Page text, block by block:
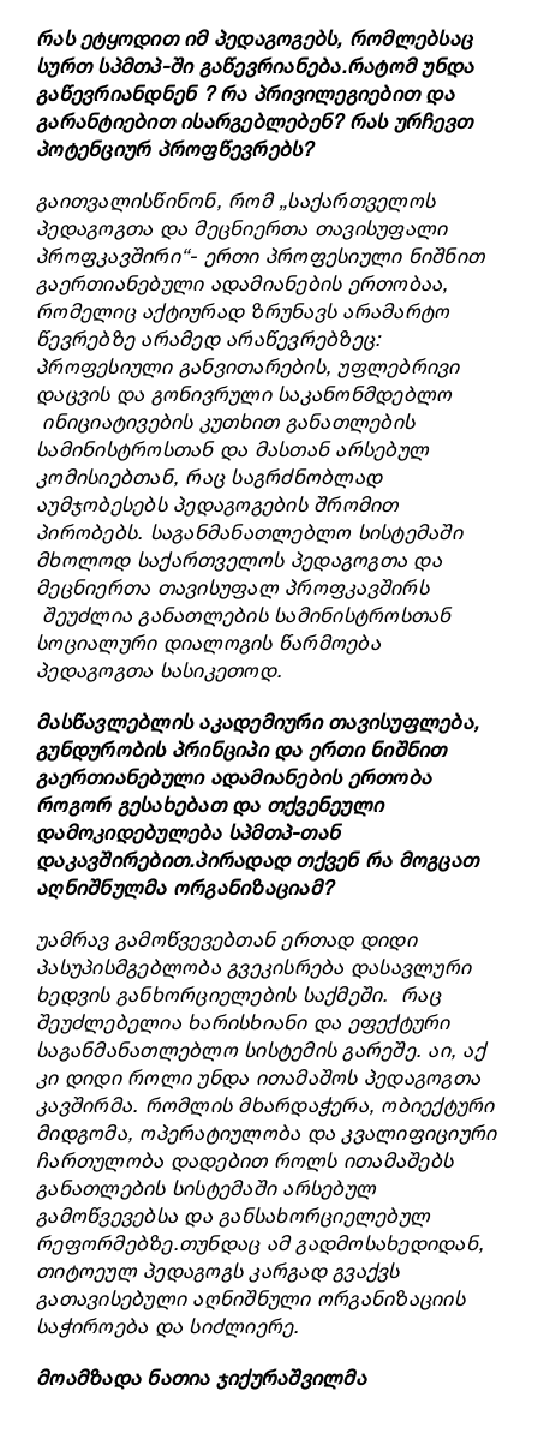
რას ეტყოდით იმ პედაგოგებს, რომლებსაც
სურთ სპმთპ-ში გაწევრიანება.რატომ უნდა
გაწევრიანდნენ ? რა პრივილეგიებით და
გარანტიებით ისარგებლებენ? რას ურჩევთ
პოტენციურ პროფწევრებს?
გაითვალისწინონ, რომ „საქართველოს
პედაგოგთა და მეცნიერთა თავისუფალი
პროფკავშირი“- ერთი პროფესიული ნიშნით
გაერთიანებული ადამიანების ერთობაა,
რომელიც აქტიურად ზრუნავს არამარტო
წევრებზე არამედ არაწევრებზეც:
პროფესიული განვითარების, უფლებრივი
დაცვის და გონივრული საკანონმდებლო
ინიციატივების კუთხით განათლების
სამინისტროსთან და მასთან არსებულ
კომისიებთან, რაც საგრძნობლად
აუმჯობესებს პედაგოგების შრომით
პირობებს. საგანმანათლებლო სისტემაში
მხოლოდ საქართველოს პედაგოგთა და
მეცნიერთა თავისუფალ პროფკავშირს
შეუძლია განათლების სამინისტროსთან
სოციალური დიალოგის წარმოება
პედაგოგთა სასიკეთოდ.
მასწავლებლის აკადემიური თავისუფლება,
გუნდურობის პრინციპი და ერთი ნიშნით
გაერთიანებული ადამიანების ერთობა
როგორ გესახებათ და თქვენეული
დამოკიდებულება სპმთპ-თან
დაკავშირებით.პირადად თქვენ რა მოგცათ
აღნიშნულმა ორგანიზაციამ?
უამრავ გამოწვევებთან ერთად დიდი
პასუპისმგებლობა გვეკისრება დასავლური
ხედვის განხორციელების საქმეში.
რაც
შეუძლებელია ხარისხიანი და ეფექტური
საგანმანათლებლო სისტემის გარეშე. აი, აქ
კი დიდი როლი უნდა ითამაშოს პედაგოგთა
კავშირმა. რომლის მხარდაჭერა, ობიექტური
მიდგომა, ოპერატიულობა და კვალიფიციური
ჩართულობა დადებით როლს ითამაშებს
განათლების სისტემაში არსებულ
გამოწვევებსა და განსახორციელებულ
რეფორმებზე.თუნდაც ამ გადმოსახედიდან,
თიტოეულ პედაგოგს კარგად გვაქვს
გათავისებული აღნიშნული ორგანიზაციის
საჭიროება და სიძლიერე.
მოამზადა ნათია ჯიქურაშვილმა